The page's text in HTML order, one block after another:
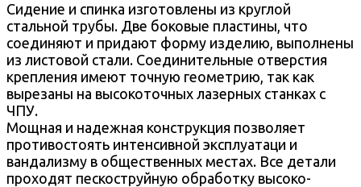
Сидение и спинка изготовлены из круглой
стальной трубы. Две боковые пластины, что
соединяют и придают форму изделию, выполнены
из листовой стали. Соединительные отверстия
крепления имеют точную геометрию, так как
вырезаны на высокоточных лазерных станках с
ЧПУ.
Мощная и надежная конструкция позволяет
противостоять интенсивной эксплуатаци и
вандализму в общественных местах. Все детали
проходят пескоструйную обработку высоко-